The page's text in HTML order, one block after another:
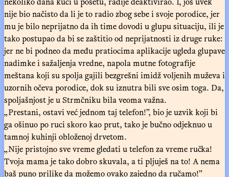
nije bio načisto da li je to radio zbog sebe i svoje porodice, jer
mu je bilo neprijatno da ih time dovodi u glupu situaciju, ili je
tako postupao da bi se zaštitio od neprijatnosti iz druge ruke:
jer ne bi podneo da među pratiocima aplikacije ugleda glupave
nadimke i sažaljenja vredne, napola mutne fotografije
meštana koji su spolja gajili bezgrešni imidž voljenih muževa i
uzornih očeva porodice, dok su iznutra bili sve osim toga. Da,
spoljašnjost je u Strmčniku bila veoma važna.
„Prestani, ostavi već jednom taj telefon!”, bio je uzvik koji bi
ga ošinuo po ruci skoro kao prut, tako je bučno odjeknuo u
tamnoj kuhinji obloženoj drvetom.
„Nije pristojno sve vreme gledati u telefon za vreme ručka!
Tvoja mama je tako dobro skuvala, a ti pljuješ na to! A nema
baš puno prilike da možemo ovako zajedno da ručamo!”